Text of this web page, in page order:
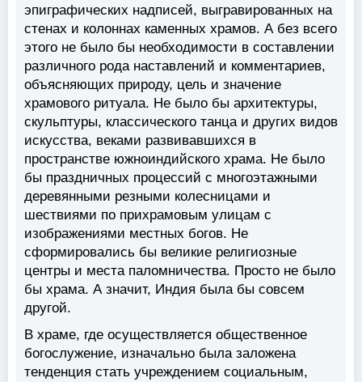
эпиграфических надписей, выгравированных на
стенах и колоннах каменных храмов. А без всего
этого не было бы необходимости в составлении
различного рода наставлений и комментариев,
объясняющих природу, цель и значение
храмового ритуала. Не было бы архитектуры,
скульптуры, классического танца и других видов
искусства, веками развивавшихся в
пространстве южноиндийского храма. Не было
бы праздничных процессий с многоэтажными
деревянными резными колесницами и
шествиями по прихрамовым улицам с
изображениями местных богов. Не
сформировались бы великие религиозные
центры и места паломничества. Просто не было
бы храма. А значит, Индия была бы совсем
другой.
В храме, где осуществляется общественное
богослужение, изначально была заложена
тенденция стать учреждением социальным,